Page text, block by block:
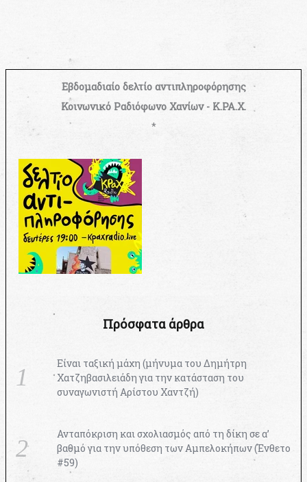
Εβδομαδιαίο δελτίο αντιπληροφόρησης
Κοινωνικό Ραδιόφωνο Χανίων - Κ.ΡΑ.Χ.
*
Πρόσφατα άρθρα
Είναι ταξική μάχη (μήνυμα του Δημήτρη
Χατζηβασιλειάδη για την κατάσταση του
συναγωνιστή Αρίστου Χαντζή)
Ανταπόκριση και σχολιασμός από τη δίκη σε α’
βαθμό για την υπόθεση των Αμπελοκήπων (Ένθετο
#59)